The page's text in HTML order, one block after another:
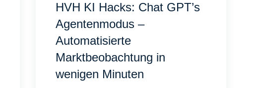
HVH KI Hacks: Chat GPT’s
Agentenmodus –
Automatisierte
Marktbeobachtung in
wenigen Minuten